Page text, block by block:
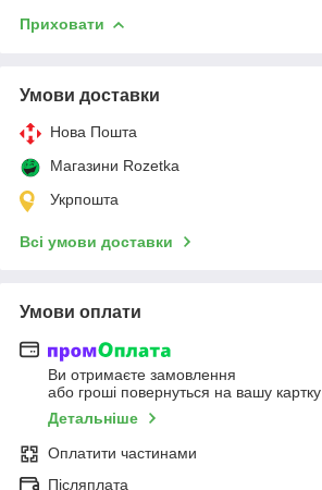
Приховати
Умови доставки
Нова Пошта
Магазини Rozetka
Укрпошта
Всі умови доставки
Умови оплати
Ви отримаєте замовлення
або гроші повернуться на вашу картку
Детальніше
Оплатити частинами
Післяплата